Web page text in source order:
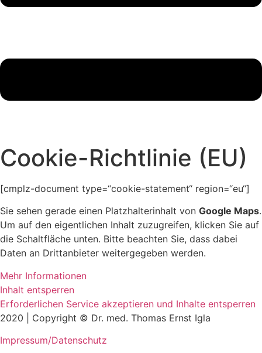
Cookie-Richtlinie (EU)
[cmplz-document type=“cookie-statement“ region=“eu“]
Sie sehen gerade einen Platzhalterinhalt von Google Maps.
Um auf den eigentlichen Inhalt zuzugreifen, klicken Sie auf
die Schaltfläche unten. Bitte beachten Sie, dass dabei
Daten an Drittanbieter weitergegeben werden.
Mehr Informationen
Inhalt entsperren
Erforderlichen Service akzeptieren und Inhalte entsperren
2020 | Copyright © Dr. med. Thomas Ernst Igla
Impressum/Datenschutz